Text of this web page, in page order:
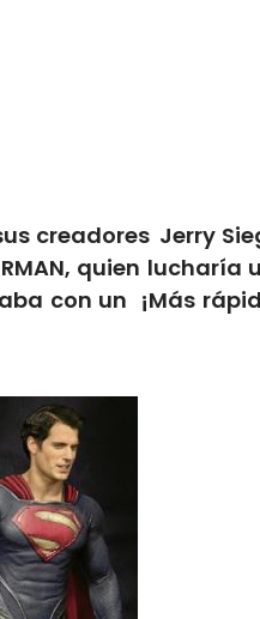
creadores Jerry
quien lucharía
con un ¡Más